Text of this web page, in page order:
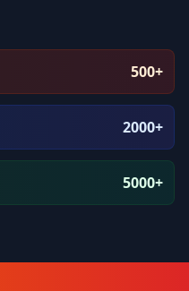
500+
2000+
5000+